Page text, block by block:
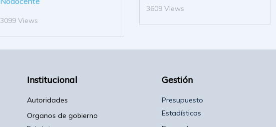
3099 Views
3609 Views
Institucional
Autoridades
Organos de gobierno
Gestión
Presupuesto
Estadísticas